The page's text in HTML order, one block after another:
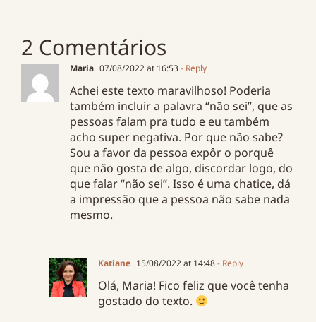
2 Comentários
Maria 07/08/2022 at 16:53- Reply
Achei este texto maravilhoso! Poderia
também incluir a palavra “não sei”, que as
pessoas falam pra tudo e eu também
acho super negativa. Por que não sabe?
Sou a favor da pessoa expôr o porquê
que não gosta de algo, discordar logo, do
que falar “não sei”. Isso é uma chatice, dá
a impressão que a pessoa não sabe nada
mesmo.
Katiane 15/08/2022 at 14:48- Reply
Olá, Maria! Fico feliz que você tenha
gostado do texto.